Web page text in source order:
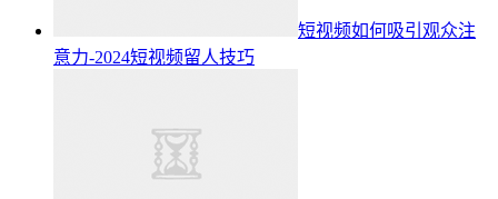
短视频如何吸引观众注
意力-2024短视频留人技巧